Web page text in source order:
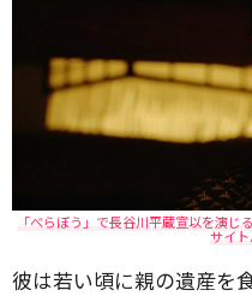
「べらぼう」で長谷川平蔵宣以を演
サイ
彼は若い頃に親の遺産を